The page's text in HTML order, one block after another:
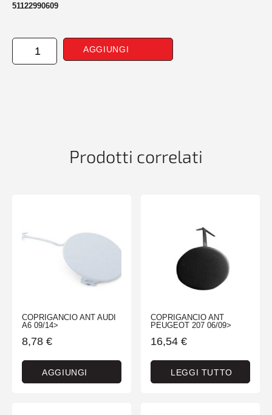
51122990609
COPRIGANCIO
POSTERIORE
AGGIUNGI
Prodotti correlati
COPRIGANCIO ANT AUDI
A6 09/14>
8,78 €
AGGIUNGI
COPRIGANCIO ANT
PEUGEOT 207 06/09>
16,54 €
LEGGI TUTTO